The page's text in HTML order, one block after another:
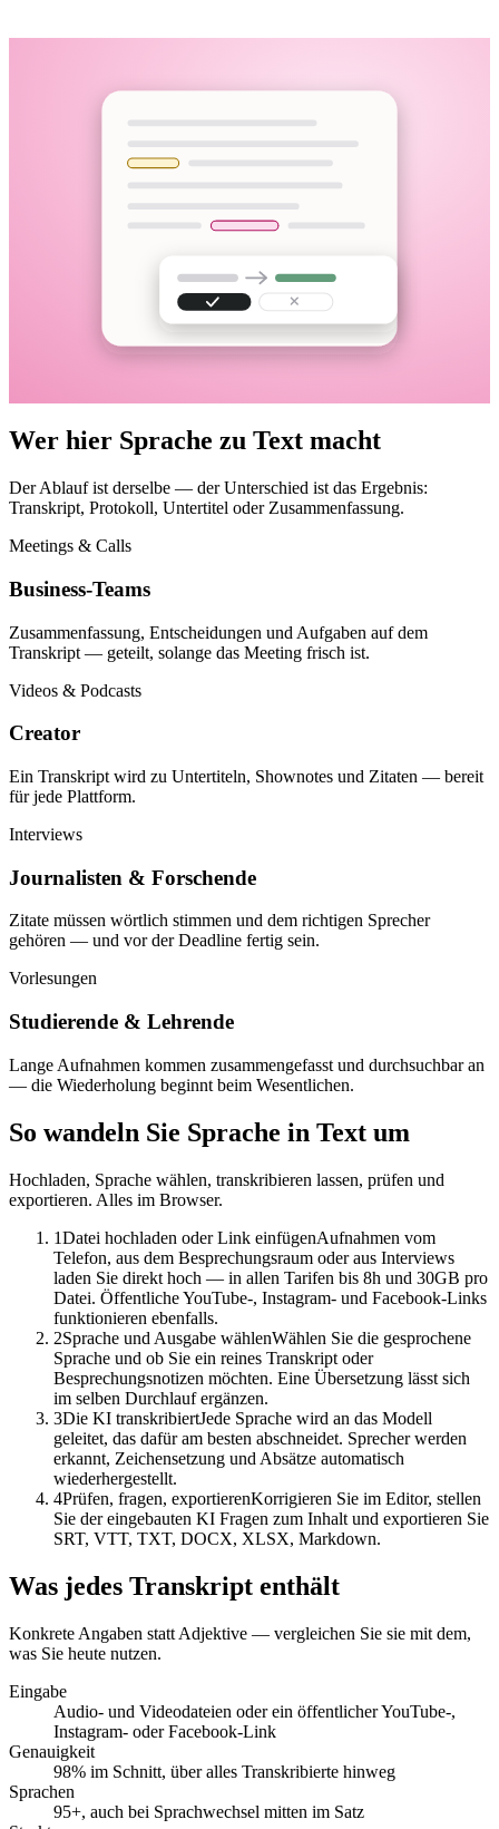
Transkript
Sprecher getrennt · Zeichensetzung wiederhergestellt
00:47
Gut — aber die Preisseite muss bis dahin final sein.
Wer hier Sprache zu Text macht
Der Ablauf ist derselbe — der Unterschied ist das Ergebnis:
Transkript, Protokoll, Untertitel oder Zusammenfassung.
Meetings & Calls
Business-Teams
Zusammenfassung, Entscheidungen und Aufgaben auf dem
Transkript — geteilt, solange das Meeting frisch ist.
Videos & Podcasts
Creator
Ein Transkript wird zu Untertiteln, Shownotes und Zitaten — bereit
für jede Plattform.
Interviews
Journalisten & Forschende
Zitate müssen wörtlich stimmen und dem richtigen Sprecher
gehören — und vor der Deadline fertig sein.
Vorlesungen
Studierende & Lehrende
Lange Aufnahmen kommen zusammengefasst und durchsuchbar an
— die Wiederholung beginnt beim Wesentlichen.
So wandeln Sie Sprache in Text um
Hochladen, Sprache wählen, transkribieren lassen, prüfen und
exportieren. Alles im Browser.
1Datei hochladen oder Link einfügenAufnahmen vom
Telefon, aus dem Besprechungsraum oder aus Interviews
laden Sie direkt hoch — in allen Tarifen bis 8h und 30GB pro
Datei. Öffentliche YouTube-, Instagram- und Facebook-Links
funktionieren ebenfalls.
2Sprache und Ausgabe wählenWählen Sie die gesprochene
Sprache und ob Sie ein reines Transkript oder
Besprechungsnotizen möchten. Eine Übersetzung lässt sich
im selben Durchlauf ergänzen.
3Die KI transkribiertJede Sprache wird an das Modell
geleitet, das dafür am besten abschneidet. Sprecher werden
erkannt, Zeichensetzung und Absätze automatisch
wiederhergestellt.
4Prüfen, fragen, exportierenKorrigieren Sie im Editor, stellen
Sie der eingebauten KI Fragen zum Inhalt und exportieren Sie
SRT, VTT, TXT, DOCX, XLSX, Markdown.
Was jedes Transkript enthält
Konkrete Angaben statt Adjektive — vergleichen Sie sie mit dem,
was Sie heute nutzen.
Eingabe
Audio- und Videodateien oder ein öffentlicher YouTube-,
Instagram- oder Facebook-Link
Genauigkeit
98% im Schnitt, über alles Transkribierte hinweg
Sprachen
95+, auch bei Sprachwechsel mitten im Satz